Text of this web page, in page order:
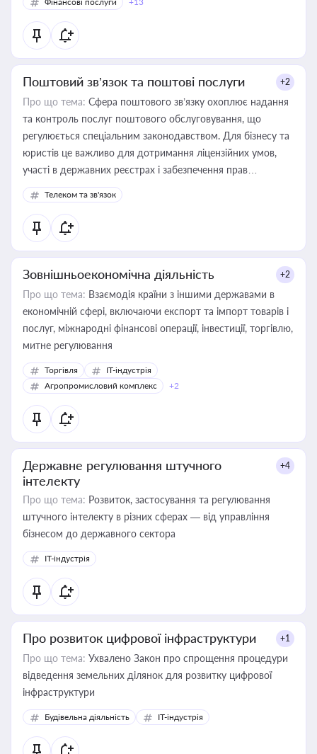
Поштовий зв’язок та поштові послуги +2
Про що тема: Сфера поштового зв’язку охоплює надання
та контроль послуг поштового обслуговування, що
регулюється спеціальним законодавством. Для бізнесу та
юристів це важливо для дотримання ліцензійних умов,
участі в державних реєстрах і забезпечення прав
споживачів.
Телеком та зв'язок
Зовнішньоекономічна діяльність +2
Про що тема: Взаємодія країни з іншими державами в
економічній сфері, включаючи експорт та імпорт товарів і
послуг, міжнародні фінансові операції, інвестиції, торгівлю,
митне регулювання
Торгівля
IT-індустрія
Агропромисловий комплекс
+2
Державне регулювання штучного
інтелекту
+4
Про що тема: Розвиток, застосування та регулювання
штучного інтелекту в різних сферах — від управління
бізнесом до державного сектора
IT-індустрія
Про розвиток цифрової інфраструктури +1
Про що тема: Ухвалено Закон про спрощення процедури
відведення земельних ділянок для розвитку цифрової
інфраструктури
Будівельна діяльність IT-індустрія